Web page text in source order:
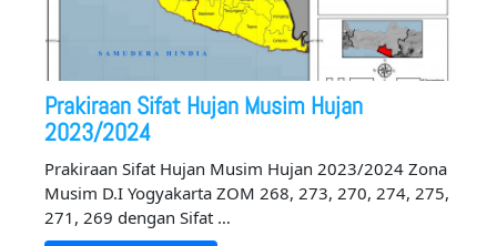
Prakiraan Sifat Hujan Musim Hujan
2023/2024
Prakiraan Sifat Hujan Musim Hujan 2023/2024 Zona
Musim D.I Yogyakarta ZOM 268, 273, 270, 274, 275,
271, 269 dengan Sifat …